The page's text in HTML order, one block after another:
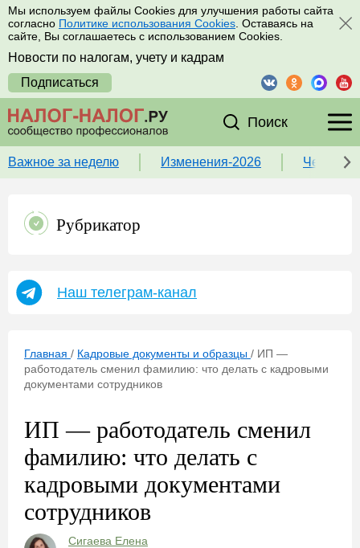
Мы используем файлы Cookies для улучшения работы сайта
согласно Политике использования Cookies . Оставаясь на
сайте, Вы соглашаетесь с использованием Cookies.
Новости по налогам, учету и кадрам
Подписаться
Поиск
Важное за неделю Изменения-2026 Чек-
Рубрикатор
Наш телеграм-канал
Главная / Кадровые документы и образцы / ИП —
работодатель сменил фамилию: что делать с кадровыми
документами сотрудников
ИП — работодатель сменил
фамилию: что делать с
кадровыми документами
сотрудников
Сигаева Елена